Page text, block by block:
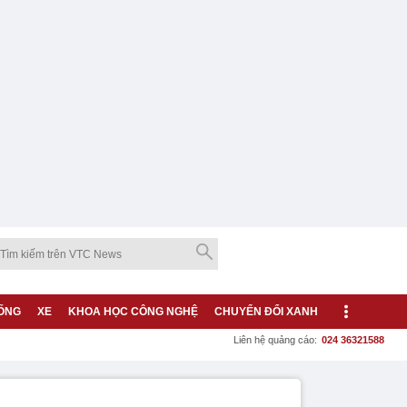
XE KHOA HỌC CÔNG NGHỆ CHUYỂN ĐỔI XANH
Liên hệ quảng cáo: 024 36321588